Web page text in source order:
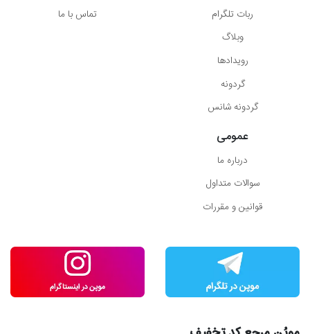
ربات تلگرام
وبلاگ
رویدادها
گردونه
گردونه شانس
تماس با ما
عمومی
درباره ما
سوالات متداول
قوانین و مقررات